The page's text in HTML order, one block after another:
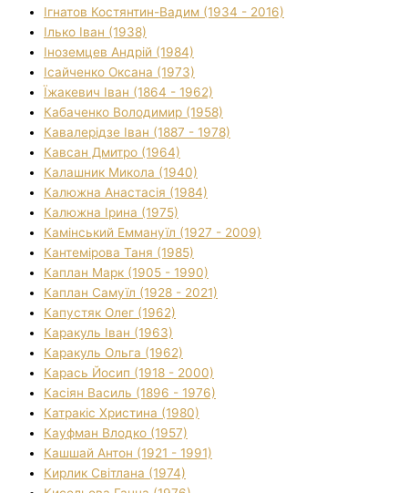
Ігнатов Костянтин-Вадим (1934 - 2016)
Ілько Іван (1938)
Іноземцев Андрій (1984)
Ісайченко Оксана (1973)
Їжакевич Іван (1864 - 1962)
Кабаченко Володимир (1958)
Кавалерідзе Іван (1887 - 1978)
Кавсан Дмитро (1964)
Калашник Микола (1940)
Калюжна Анастасія (1984)
Калюжна Ірина (1975)
Камінський Еммануїл (1927 - 2009)
Кантемірова Таня (1985)
Каплан Марк (1905 - 1990)
Каплан Самуїл (1928 - 2021)
Капустяк Олег (1962)
Каракуль Іван (1963)
Каракуль Ольга (1962)
Карась Йосип (1918 - 2000)
Касіян Василь (1896 - 1976)
Катракіс Христина (1980)
Кауфман Влодко (1957)
Кашшай Антон (1921 - 1991)
Кирлик Світлана (1974)